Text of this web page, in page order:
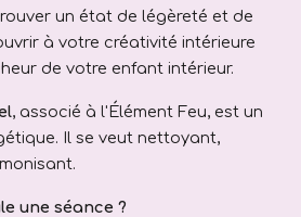
un état delégèreté et de
à votre créativité intérieure
de votre enfant intérieur.
, associé à l'Élément Feu, est un
Il se veutnettoyant,
.
une séance ?